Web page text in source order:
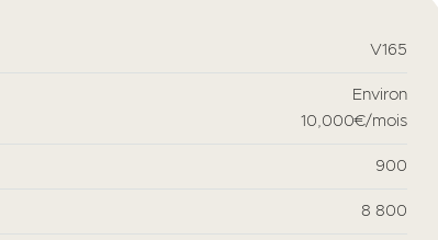
V165
Environ
10,000€/mois
900
8 800